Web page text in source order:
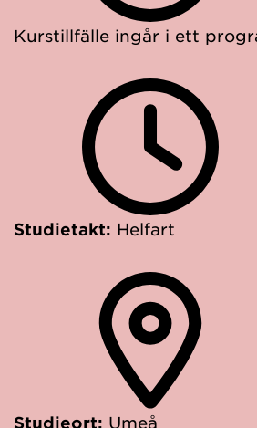
Kurstillfälle ingår i ett
Studietakt: Helfart
Studieort: Umeå